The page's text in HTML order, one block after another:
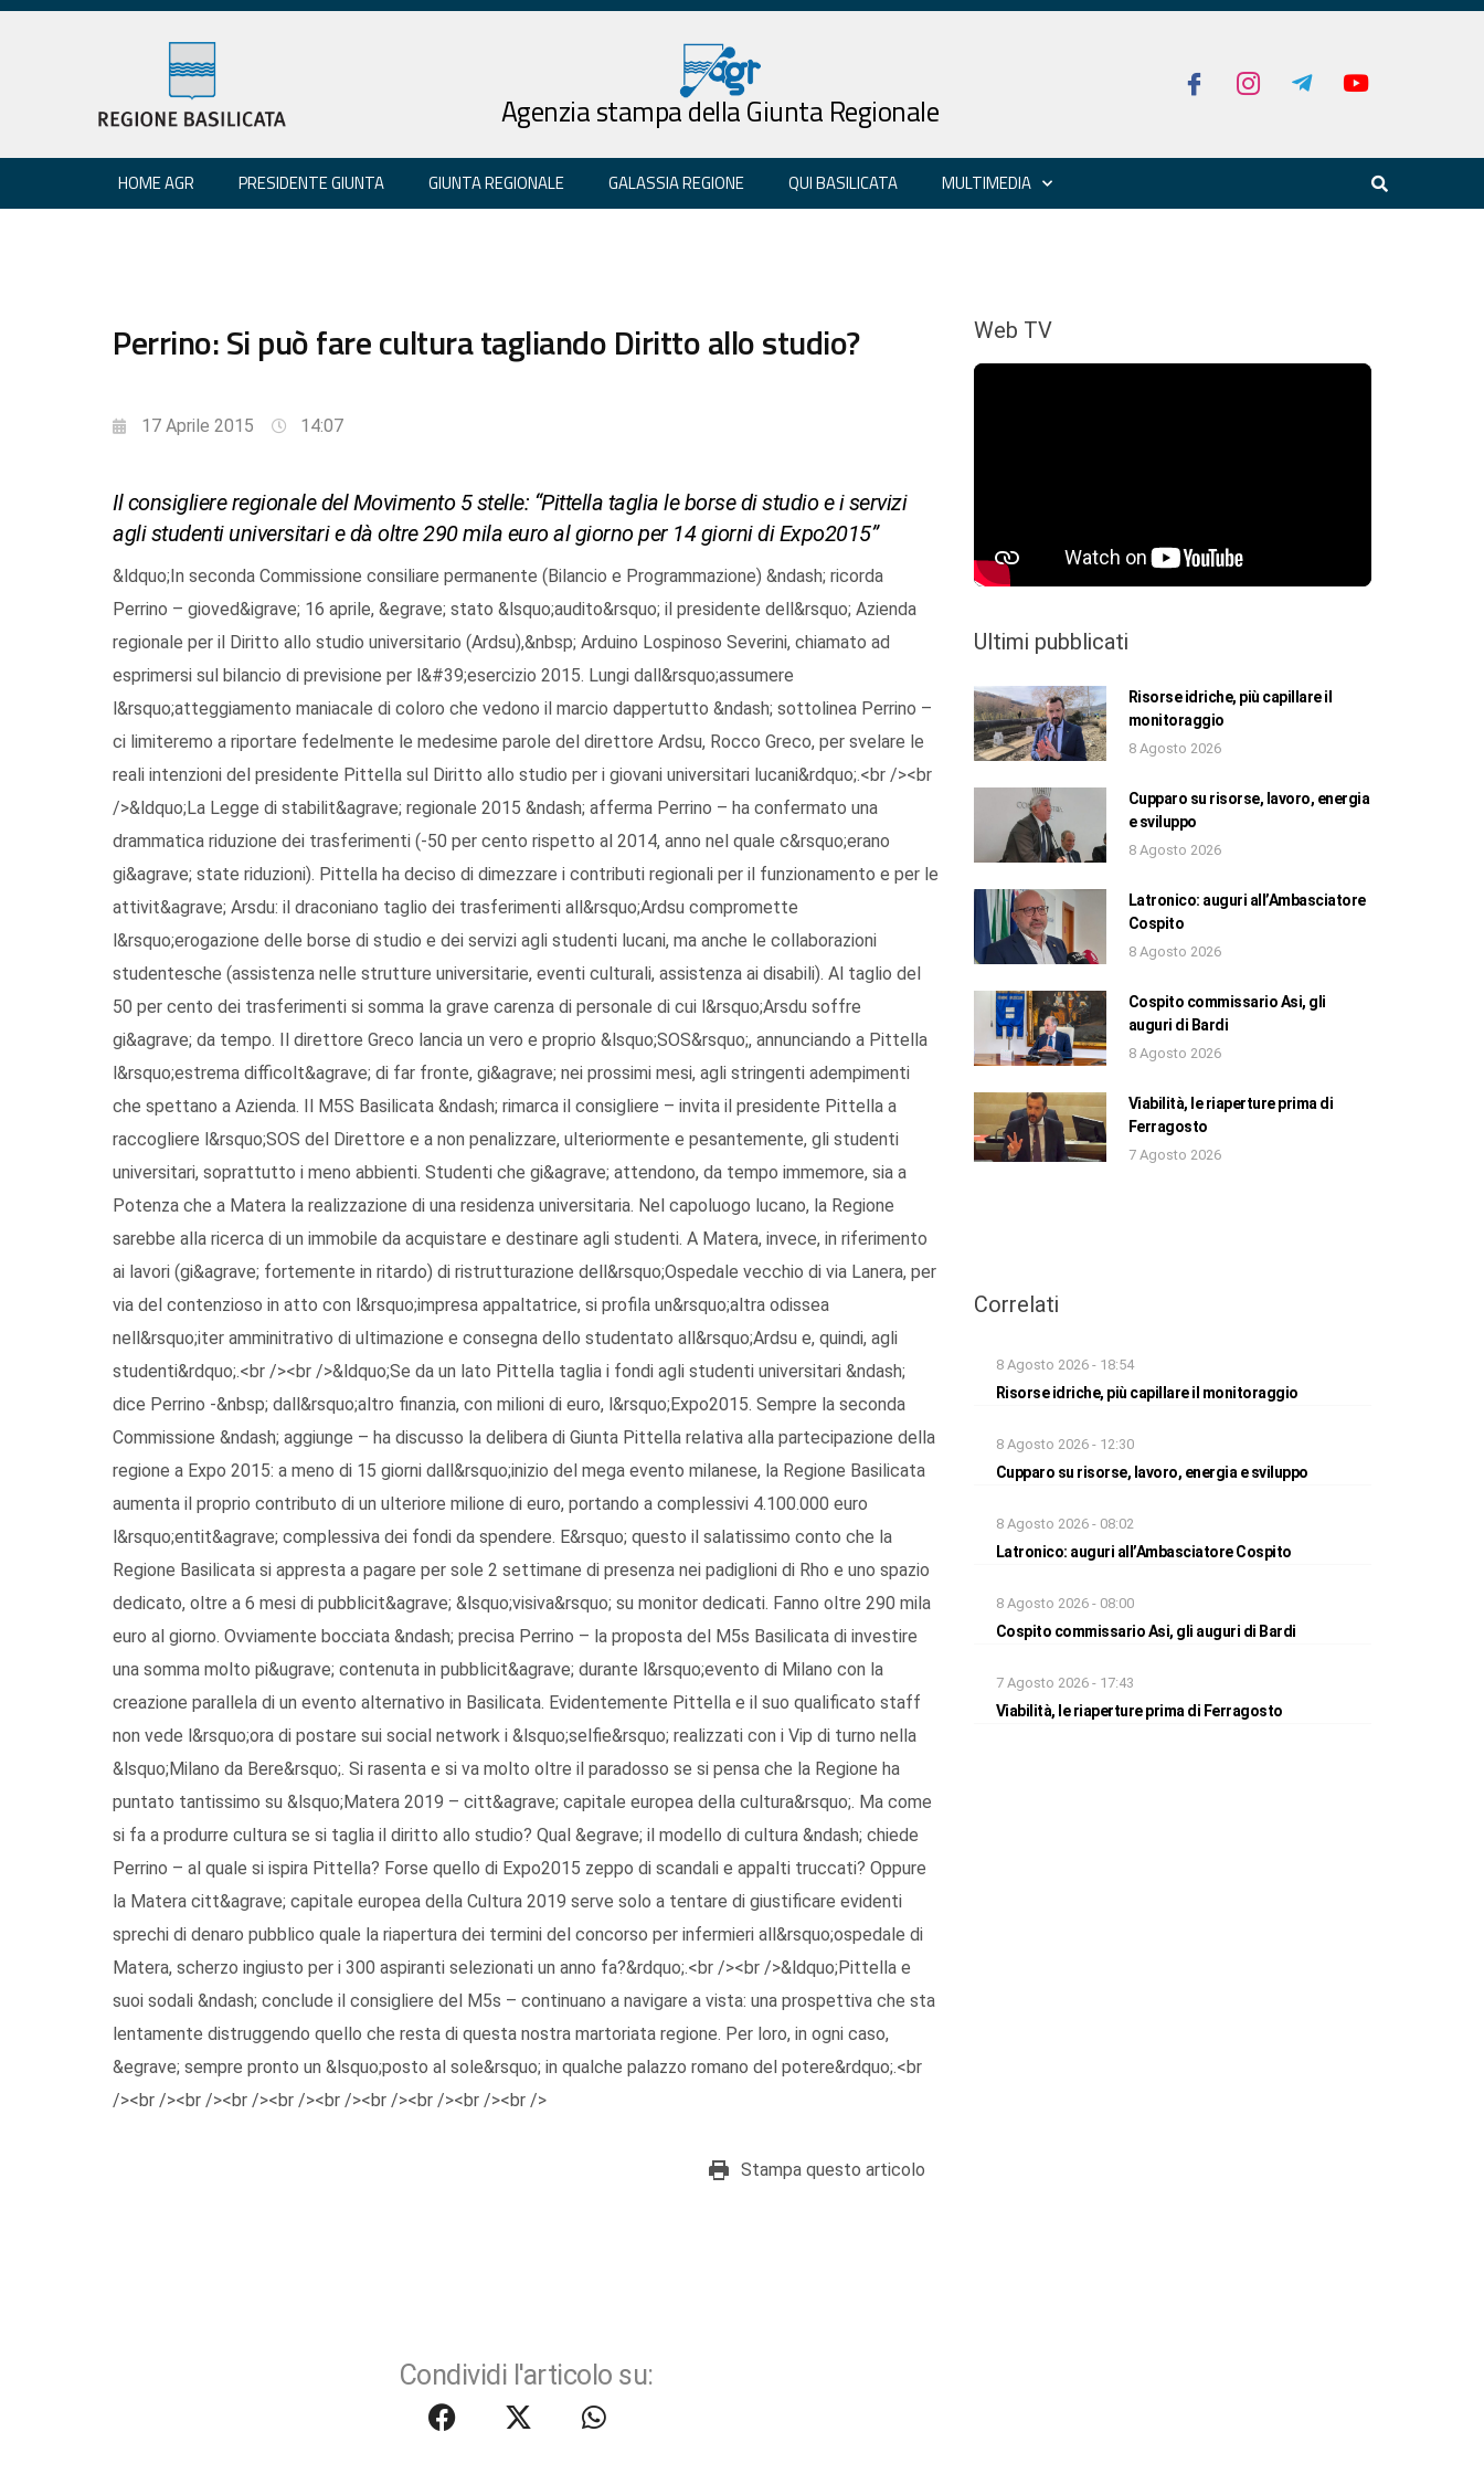
Agenzia stampa della Giunta Regionale
HOME AGR PRESIDENTE GIUNTA GIUNTA REGIONALE GALASSIA REGIONE QUI BASILICATA MULTIMEDIA
Perrino: Si può fare cultura tagliando Diritto allo studio?
17 Aprile 2015 14:07
Il consigliere regionale del Movimento 5 stelle: “Pittella taglia le borse di studio e i servizi
agli studenti universitari e dà oltre 290 mila euro al giorno per 14 giorni di Expo2015”
&ldquo;In seconda Commissione consiliare permanente (Bilancio e Programmazione) &ndash; ricorda
Perrino – gioved&igrave; 16 aprile, &egrave; stato &lsquo;audito&rsquo; il presidente dell&rsquo; Azienda
regionale per il Diritto allo studio universitario (Ardsu),&nbsp; Arduino Lospinoso Severini, chiamato ad
esprimersi sul bilancio di previsione per l&#39;esercizio 2015. Lungi dall&rsquo;assumere
l&rsquo;atteggiamento maniacale di coloro che vedono il marcio dappertutto &ndash; sottolinea Perrino –
ci limiteremo a riportare fedelmente le medesime parole del direttore Ardsu, Rocco Greco, per svelare le
reali intenzioni del presidente Pittella sul Diritto allo studio per i giovani universitari lucani&rdquo;.<br /><br
/>&ldquo;La Legge di stabilit&agrave; regionale 2015 &ndash; afferma Perrino – ha confermato una
drammatica riduzione dei trasferimenti (-50 per cento rispetto al 2014, anno nel quale c&rsquo;erano
gi&agrave; state riduzioni). Pittella ha deciso di dimezzare i contributi regionali per il funzionamento e per le
attivit&agrave; Arsdu: il draconiano taglio dei trasferimenti all&rsquo;Ardsu compromette
l&rsquo;erogazione delle borse di studio e dei servizi agli studenti lucani, ma anche le collaborazioni
studentesche (assistenza nelle strutture universitarie, eventi culturali, assistenza ai disabili). Al taglio del
50 per cento dei trasferimenti si somma la grave carenza di personale di cui l&rsquo;Arsdu soffre
gi&agrave; da tempo. Il direttore Greco lancia un vero e proprio &lsquo;SOS&rsquo;, annunciando a Pittella
l&rsquo;estrema difficolt&agrave; di far fronte, gi&agrave; nei prossimi mesi, agli stringenti adempimenti
che spettano a Azienda. Il M5S Basilicata &ndash; rimarca il consigliere – invita il presidente Pittella a
raccogliere l&rsquo;SOS del Direttore e a non penalizzare, ulteriormente e pesantemente, gli studenti
universitari, soprattutto i meno abbienti. Studenti che gi&agrave; attendono, da tempo immemore, sia a
Potenza che a Matera la realizzazione di una residenza universitaria. Nel capoluogo lucano, la Regione
sarebbe alla ricerca di un immobile da acquistare e destinare agli studenti. A Matera, invece, in riferimento
ai lavori (gi&agrave; fortemente in ritardo) di ristrutturazione dell&rsquo;Ospedale vecchio di via Lanera, per
via del contenzioso in atto con l&rsquo;impresa appaltatrice, si profila un&rsquo;altra odissea
nell&rsquo;iter amminitrativo di ultimazione e consegna dello studentato all&rsquo;Ardsu e, quindi, agli
studenti&rdquo;.<br /><br />&ldquo;Se da un lato Pittella taglia i fondi agli studenti universitari &ndash;
dice Perrino -&nbsp; dall&rsquo;altro finanzia, con milioni di euro, l&rsquo;Expo2015. Sempre la seconda
Commissione &ndash; aggiunge – ha discusso la delibera di Giunta Pittella relativa alla partecipazione della
regione a Expo 2015: a meno di 15 giorni dall&rsquo;inizio del mega evento milanese, la Regione Basilicata
aumenta il proprio contributo di un ulteriore milione di euro, portando a complessivi 4.100.000 euro
l&rsquo;entit&agrave; complessiva dei fondi da spendere. E&rsquo; questo il salatissimo conto che la
Regione Basilicata si appresta a pagare per sole 2 settimane di presenza nei padiglioni di Rho e uno spazio
dedicato, oltre a 6 mesi di pubblicit&agrave; &lsquo;visiva&rsquo; su monitor dedicati. Fanno oltre 290 mila
euro al giorno. Ovviamente bocciata &ndash; precisa Perrino – la proposta del M5s Basilicata di investire
una somma molto pi&ugrave; contenuta in pubblicit&agrave; durante l&rsquo;evento di Milano con la
creazione parallela di un evento alternativo in Basilicata. Evidentemente Pittella e il suo qualificato staff
non vede l&rsquo;ora di postare sui social network i &lsquo;selfie&rsquo; realizzati con i Vip di turno nella
&lsquo;Milano da Bere&rsquo;. Si rasenta e si va molto oltre il paradosso se si pensa che la Regione ha
puntato tantissimo su &lsquo;Matera 2019 – citt&agrave; capitale europea della cultura&rsquo;. Ma come
si fa a produrre cultura se si taglia il diritto allo studio? Qual &egrave; il modello di cultura &ndash; chiede
Perrino – al quale si ispira Pittella? Forse quello di Expo2015 zeppo di scandali e appalti truccati? Oppure
la Matera citt&agrave; capitale europea della Cultura 2019 serve solo a tentare di giustificare evidenti
sprechi di denaro pubblico quale la riapertura dei termini del concorso per infermieri all&rsquo;ospedale di
Matera, scherzo ingiusto per i 300 aspiranti selezionati un anno fa?&rdquo;.<br /><br />&ldquo;Pittella e
suoi sodali &ndash; conclude il consigliere del M5s – continuano a navigare a vista: una prospettiva che sta
lentamente distruggendo quello che resta di questa nostra martoriata regione. Per loro, in ogni caso,
&egrave; sempre pronto un &lsquo;posto al sole&rsquo; in qualche palazzo romano del potere&rdquo;.<br
/><br /><br /><br /><br /><br /><br /><br /><br /><br />
Stampa questo articolo
Condividi l'articolo su:
Web TV
Ultimi pubblicati
Risorse idriche, più capillare il
monitoraggio
8 Agosto 2026
Cupparo su risorse, lavoro, energia
e sviluppo
8 Agosto 2026
Latronico: auguri all’Ambasciatore
Cospito
8 Agosto 2026
Cospito commissario Asi, gli
auguri di Bardi
8 Agosto 2026
Viabilità, le riaperture prima di
Ferragosto
7 Agosto 2026
Correlati
8 Agosto 2026 - 18:54
Risorse idriche, più capillare il monitoraggio
8 Agosto 2026 - 12:30
Cupparo su risorse, lavoro, energia e sviluppo
8 Agosto 2026 - 08:02
Latronico: auguri all’Ambasciatore Cospito
8 Agosto 2026 - 08:00
Cospito commissario Asi, gli auguri di Bardi
7 Agosto 2026 - 17:43
Viabilità, le riaperture prima di Ferragosto